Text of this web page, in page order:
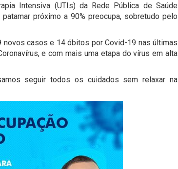
Intensiva (UTIs) da Rede Pública de Saúde
próximo a 90% preocupa, sobretudo pelo
novos casos e 14 óbitos por Covid-19 nas últimas
e com mais uma etapa do vírus em alta
seguir todos os cuidados sem relaxar na